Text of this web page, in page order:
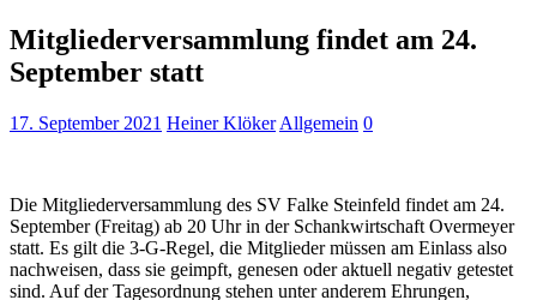
Mitgliederversammlung findet am 24.
September statt
17. September 2021 Heiner Klöker Allgemein 0
Die Mitgliederversammlung des SV Falke Steinfeld findet am 24.
September (Freitag) ab 20 Uhr in der Schankwirtschaft Overmeyer
statt. Es gilt die 3-G-Regel, die Mitglieder müssen am Einlass also
nachweisen, dass sie geimpft, genesen oder aktuell negativ getestet
sind. Auf der Tagesordnung stehen unter anderem Ehrungen,